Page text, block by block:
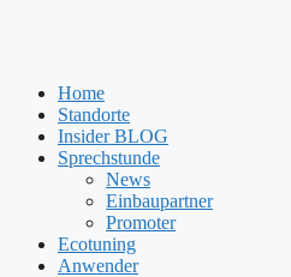
Home
Standorte
Insider BLOG
Sprechstunde
News
Einbaupartner
Promoter
Ecotuning
Anwender